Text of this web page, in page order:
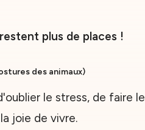
plus de places !
des animaux)
le stress, de faire le
joie de vivre.